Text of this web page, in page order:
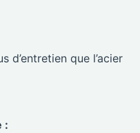
d’entretien que l’acier
: